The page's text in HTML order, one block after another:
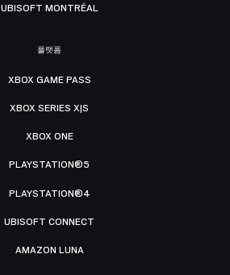
UBISOFT MONTRÉAL
플랫폼
XBOX GAME PASS
XBOX SERIES X|S
XBOX ONE
PLAYSTATION®5
PLAYSTATION®4
UBISOFT CONNECT
AMAZON LUNA